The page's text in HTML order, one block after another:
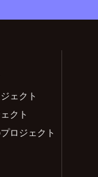
ェクト
クト
ロジェクト